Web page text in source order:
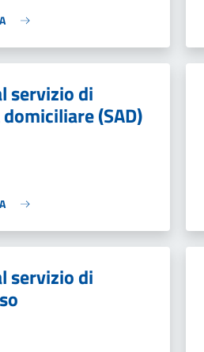
servizio di
(SAD)
servizio di